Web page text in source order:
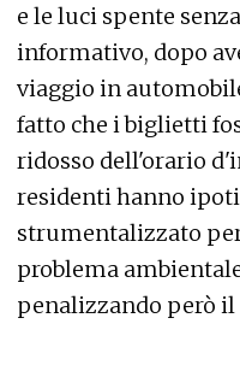
e le luci spente
informativo, dopo
viaggio in
fatto che i biglietti
ridosso dell'orario
residenti hanno
strumentalizzato
problema
penalizzando però il